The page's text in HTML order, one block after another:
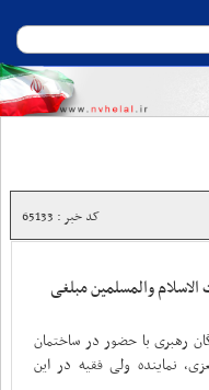
کد خبر : 65133
والمسلمین مبلغی
رهبری با حضور در ساختمان
نماینده ولی فقیه در این